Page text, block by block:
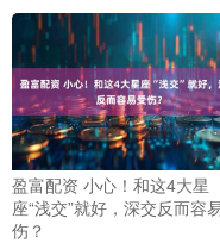
盈富配资 小心！和这4大星
座“浅交”就好，深交反而容
伤？